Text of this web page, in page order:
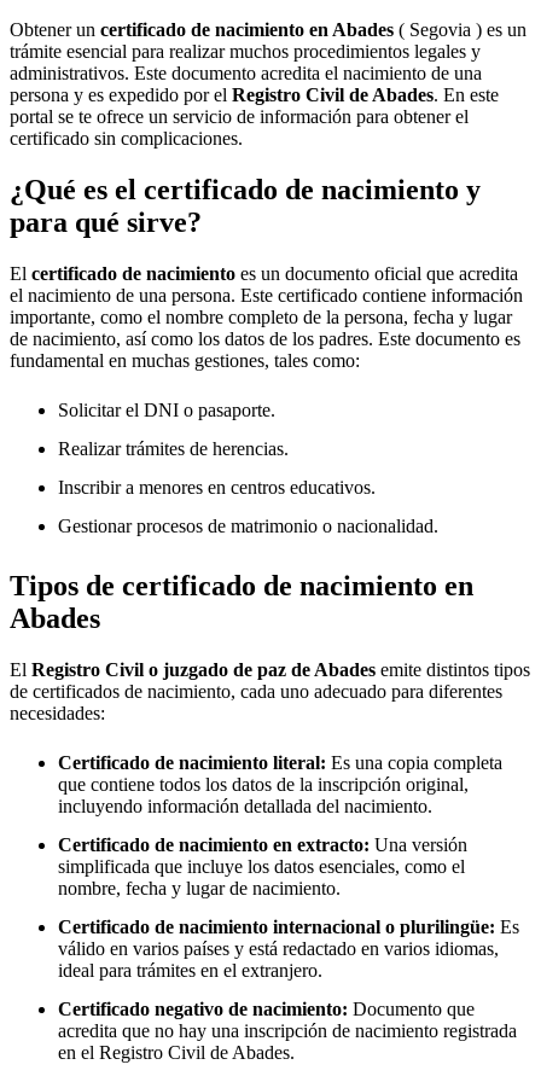
Obtener un certificado de nacimiento en Abades ( Segovia ) es un
trámite esencial para realizar muchos procedimientos legales y
administrativos. Este documento acredita el nacimiento de una
persona y es expedido por el Registro Civil de Abades. En este
portal se te ofrece un servicio de información para obtener el
certificado sin complicaciones.
¿Qué es el certificado de nacimiento y
para qué sirve?
El certificado de nacimiento es un documento oficial que acredita
el nacimiento de una persona. Este certificado contiene información
importante, como el nombre completo de la persona, fecha y lugar
de nacimiento, así como los datos de los padres. Este documento es
fundamental en muchas gestiones, tales como:
Solicitar el DNI o pasaporte.
Realizar trámites de herencias.
Inscribir a menores en centros educativos.
Gestionar procesos de matrimonio o nacionalidad.
Tipos de certificado de nacimiento en
Abades
El Registro Civil o juzgado de paz de Abades emite distintos tipos
de certificados de nacimiento, cada uno adecuado para diferentes
necesidades:
Certificado de nacimiento literal: Es una copia completa
que contiene todos los datos de la inscripción original,
incluyendo información detallada del nacimiento.
Certificado de nacimiento en extracto: Una versión
simplificada que incluye los datos esenciales, como el
nombre, fecha y lugar de nacimiento.
Certificado de nacimiento internacional o plurilingüe: Es
válido en varios países y está redactado en varios idiomas,
ideal para trámites en el extranjero.
Certificado negativo de nacimiento: Documento que
acredita que no hay una inscripción de nacimiento registrada
en el Registro Civil de Abades.